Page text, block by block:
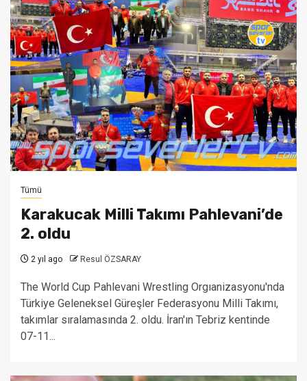
Tümü
Karakucak Milli Takımı Pahlevani’de
2. oldu
2 yıl ago Resul ÖZSARAY
The World Cup Pahlevani Wrestling Orgıanizasyonu'nda
Türkiye Geleneksel Güreşler Federasyonu Milli Takımı,
takımlar sıralamasında 2. oldu. İran'ın Tebriz kentinde
07-11...